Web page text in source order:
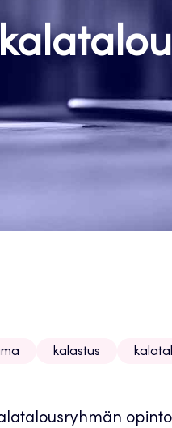
kalastus